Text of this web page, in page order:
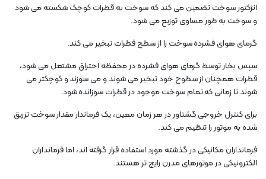
انژکتور سوخت تضمین می کند که سوخت به قطرات کوچک شکسته می شود
و سوخت به طور مساوی توزیع می شود.
گرمای هوای فشرده سوخت را از سطح قطرات تبخیر می کند.
سپس بخار توسط گرمای هوای فشرده در محفظه احتراق مشتعل می شود،
قطرات همچنان از سطوح خود تبخیر می شوند و می سوزند و کوچکتر می
شوند تا زمانی که تمام سوخت موجود در قطرات سوزانده شود.
برای کنترل خروجی گشتاور در هر زمان معین، یک فرماندار مقدار سوخت تزریق
شده به موتور را تنظیم می کند.
فرمانداران مکانیکی در گذشته مورد استفاده قرار گرفته اند، اما فرمانداران
الکترونیکی در موتورهای مدرن رایج تر هستند.